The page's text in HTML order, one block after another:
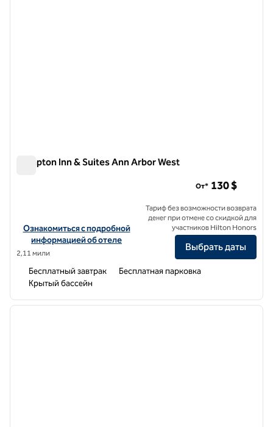
Hampton Inn & Suites Ann Arbor West
Посмотреть информацию об отеле Hampton Inn & Suites Ann
Ознакомиться с подробной
информацией об отеле
2,11 мили
От* 130 $
Тариф без возможности возврата
денег при отмене со скидкой для
участников Hilton Honors
Выбрать даты
Бесплатный завтрак
Бесплатная парковка
Крытый бассейн
1 из 12